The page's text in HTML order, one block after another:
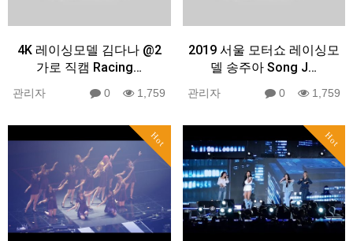
4K 레이싱모델 김다나 @2
가로 직캠 Racing…
관리자 0 1,759
2019 서울 모터쇼 레이싱모
델 송주아 Song J…
관리자 0 1,759
Hot Hot